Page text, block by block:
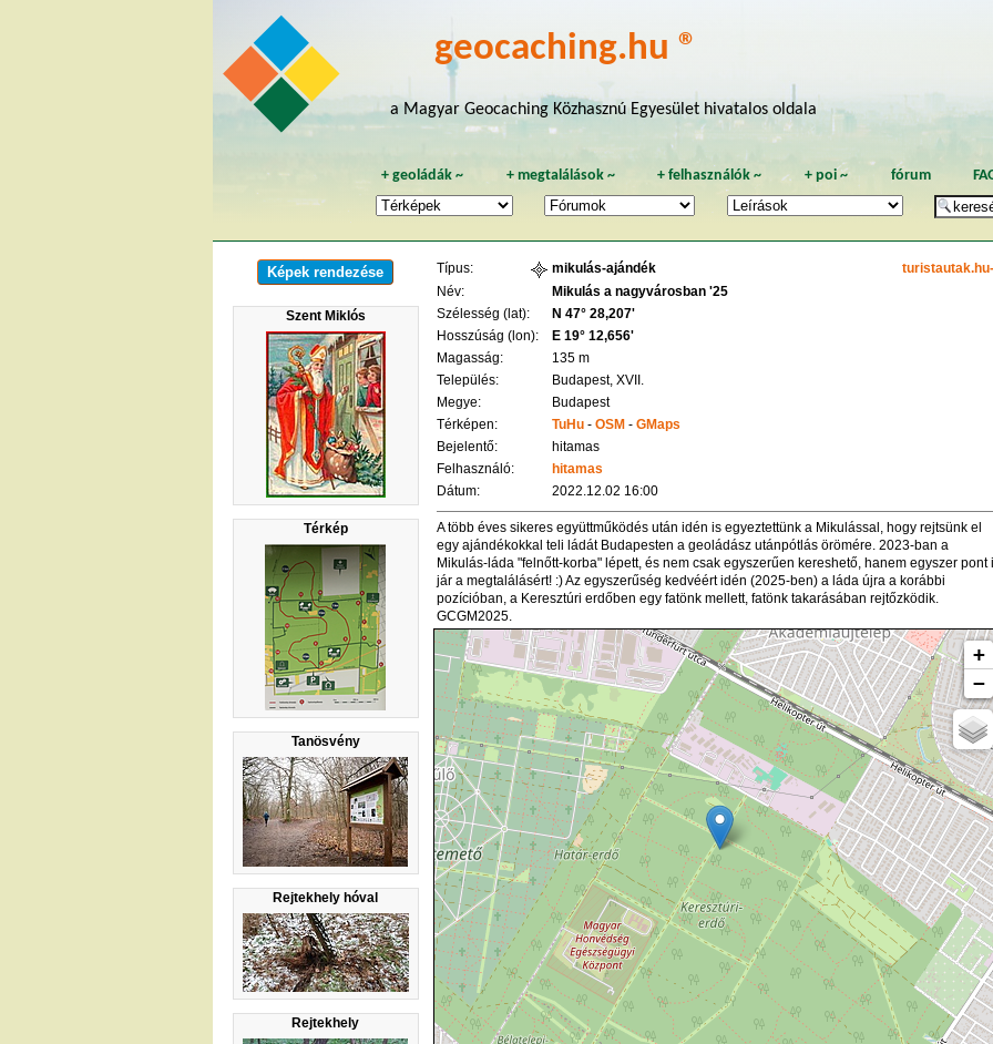
geocaching.hu ®
a Magyar Geocaching Közhasznú Egyesület hivatalos oldala
+geoládák ~ + megtalálások~ +felhasználók ~ + poi~ fórum
Képek rendezése
Szent Miklós
Térkép
Tanösvény
Rejtekhely hóval
Rejtekhely
Típus: mikulás-ajándék
Név:
Mikulás a nagyvárosban '25
Szélesség (lat):
N 47° 28,207'
Hosszúság (lon):
E 19° 12,656'
Magasság:
135 m
Település:
Budapest, XVII.
Megye:
Budapest
Térképen:
TuHu - OSM - GMaps
Bejelentő:
hitamas
Felhasználó:
hitamas
Dátum:
2022.12.02 16:00
A több éves sikeres együttműködés után idén is egyeztettünk a Mikulással, hogy rejtsünk el
egy ajándékokkal teli ládát Budapesten a geoládász utánpótlás örömére. 2023-ban a
Mikulás-láda "felnőtt-korba" lépett, és nem csak egyszerűen kereshető, hanem egyszer pont
jár a megtalálásért! :) Az egyszerűség kedvéért idén (2025-ben) a láda újra a korábbi
pozícióban, a Keresztúri erdőben egy fatönk mellett, fatönk takarásában rejtőzködik.
GCGM2025.
+
−